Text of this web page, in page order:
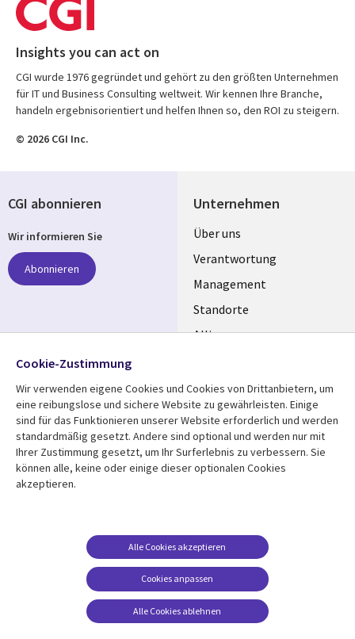
Insights you can act on
CGI wurde 1976 gegründet und gehört zu den größten Unternehmen
für IT und Business Consulting weltweit. Wir kennen Ihre Branche,
handeln ergebnisorientiert und helfen Ihnen so, den ROI zu steigern.
© 2026 CGI Inc.
Unternehmen
Useful
links
GERMANY
Über uns
Verantwortung
Management
Standorte
Allianzen
Mediathek
Library
Links
GERMANY
Aktuelles
Rechtliches
Legal
Allgemeine
Compliance
Datenschutz
Impressum
Cookie-Einstellungen
CGI abonnieren
Wir informieren Sie
Abonnieren
Social
Media
GERMANY
Cookie-Zustimmung
Wir verwenden eigene Cookies und Cookies von Drittanbietern, um
eine reibungslose und sichere Website zu gewährleisten. Einige
sind für das Funktionieren unserer Website erforderlich und werden
standardmäßig gesetzt. Andere sind optional und werden nur mit
Ihrer Zustimmung gesetzt, um Ihr Surferlebnis zu verbessern. Sie
können alle, keine oder einige dieser optionalen Cookies
akzeptieren.
Cookies anpassen
Alle Cookies akzeptieren
Alle Cookies ablehnen